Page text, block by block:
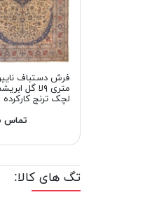
متری ۹لا گل
لچک ترنج کارکرده
تماس
تگ های کالا: